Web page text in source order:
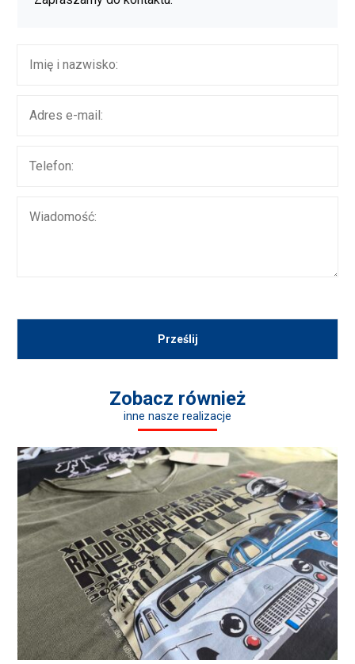
Zobacz również
inne nasze realizacje